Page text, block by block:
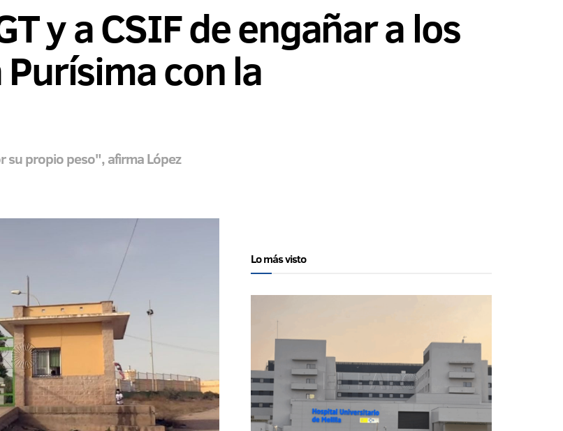
y a CSIF de engañar a los
con la
su propio peso", afirma López
Lo más visto